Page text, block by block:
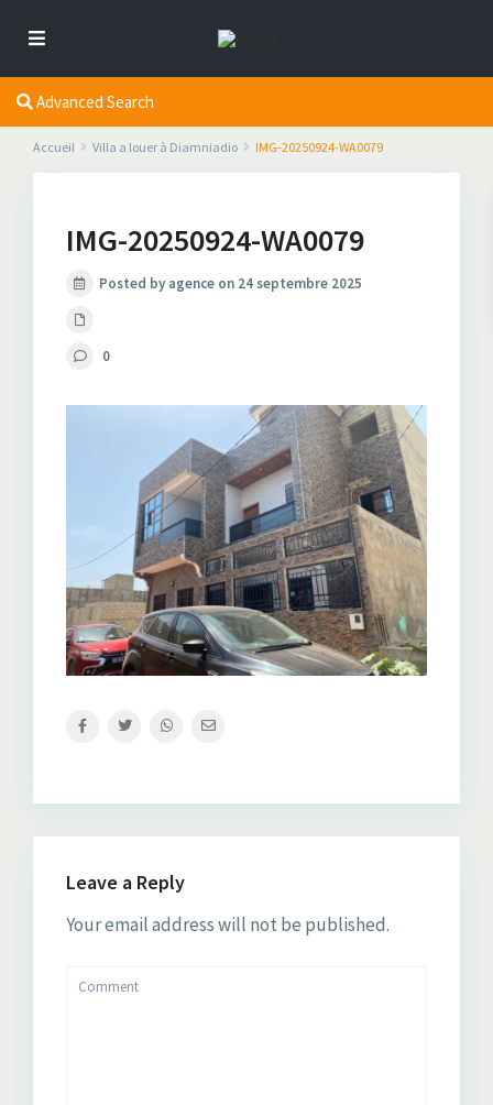
Advanced Search
Accueil Villa a louer à Diamniadio IMG-20250924-WA0079
IMG-20250924-WA0079
Posted by agence on 24 septembre 2025
0
Leave a Reply
Your email address will not be published.